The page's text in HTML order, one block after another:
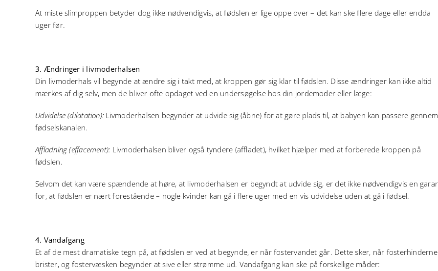
At miste slimproppen betyder dog ikke nødvendigvis, at fødslen er lige oppe over – det kan ske flere dage eller endda
uger før.
3. Ændringer i livmoderhalsen
Din livmoderhals vil begynde at ændre sig i takt med, at kroppen gør sig klar til fødslen. Disse ændringer kan ikke altid
mærkes af dig selv, men de bliver ofte opdaget ved en undersøgelse hos din jordemoder eller læge:
Udvidelse (dilatation): Livmoderhalsen begynder at udvide sig (åbne) for at gøre plads til, at babyen kan passere gennem
fødselskanalen.
Affladning (effacement): Livmoderhalsen bliver også tyndere (affladet), hvilket hjælper med at forberede kroppen på
fødslen.
Selvom det kan være spændende at høre, at livmoderhalsen er begyndt at udvide sig, er det ikke nødvendigvis en
for, at fødslen er nært forestående – nogle kvinder kan gå i flere uger med en vis udvidelse uden at gå i fødsel.
4. Vandafgang
Et af de mest dramatiske tegn på, at fødslen er ved at begynde, er når fostervandet går. Dette sker, når fosterhinderne
brister, og fostervæsken begynder at sive eller strømme ud. Vandafgang kan ske på forskellige måder: